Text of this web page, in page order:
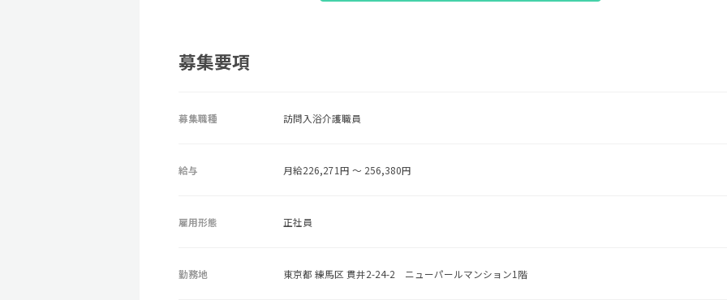
募集要項
募集職種 訪問入浴介護職員
給与 月給226,271円 ～ 256,380円
雇用形態 正社員
勤務地 東京都 練馬区 貫井2-24-2 ニューパールマンション1階